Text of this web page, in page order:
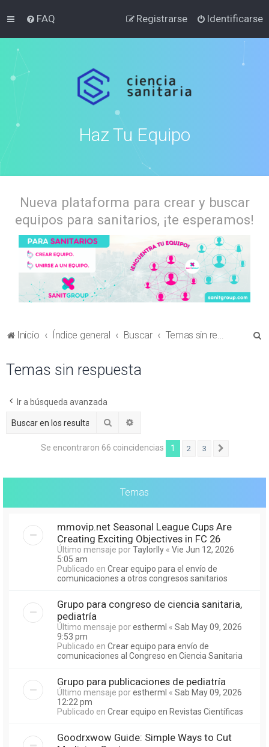
FAQ Identificarse
Registrarse
Haz Tu Equipo
Nueva plataforma para crear y buscar
equipos para sanitarios, ¡te esperamos!
Inicio Índice general Buscar Temas sin respuesta
Temas sin respuesta
Ir a búsqueda avanzada
Buscar
Se encontraron 66 coincidencias 1 2 3
Temas
mmovip.net Seasonal League Cups Are
Creating Exciting Objectives in FC 26
Último mensaje porTaylorlly « Vie Jun 12, 2026
5:05 am
Publicado en Crear equipo para el envío de
comunicaciones a otros congresos sanitarios
Grupo para congreso de ciencia sanitaria,
pediatría
Último mensaje porestherml « Sab May 09, 2026
9:53 pm
Publicado en Crear equipo para envío de
comunicaciones al Congreso en Ciencia Sanitaria
Grupo para publicaciones de pediatría
Último mensaje porestherml « Sab May 09, 2026
12:22 pm
Publicado en Crear equipo en Revistas Científicas
Goodrxwow Guide: Simple Ways to Cut